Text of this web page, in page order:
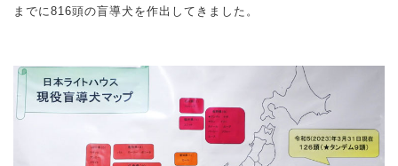
までに816頭の盲導犬を作出してきました。